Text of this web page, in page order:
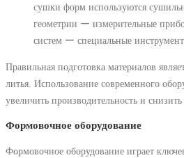
сушки форм используются
геометрии ー измерительные
систем ー специальные
Правильная подготовка материалов
литья. Использование современного
увеличить производительность и снизить
Формовочное оборудование
Формовочное оборудование играет